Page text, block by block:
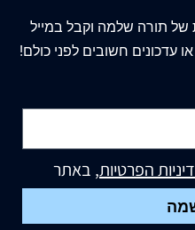
של תורה שלמה וקבל במייל
עדכונים חשובים לפני כולם!
הפרטיות, באתר